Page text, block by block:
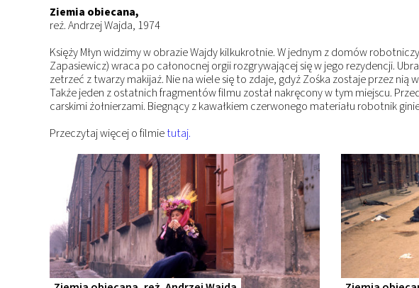
Ziemia obiecana,
reż. Andrzej Wajda, 1974
Księży Młyn widzimy w obrazie Wajdy kilkukrotnie. W jednym z domów
Zapasiewicz) wraca po całonocnej orgii rozgrywającej się w jego rezydencji.
zetrzeć z twarzy makijaż. Nie na wiele się to zdaje, gdyż Zośka zostaje przez nią
Także jeden z ostatnich fragmentów filmu został nakręcony w tym miejscu.
carskimi żołnierzami. Biegnący z kawałkiem czerwonego materiału robotnik
Przeczytaj więcej o filmietutaj.